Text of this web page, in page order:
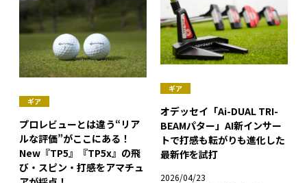
ギア
プロレビューとは違う“リア
ルな評価”がここにある！
New『TP5』『TP5x』の飛
び・スピン・打感をアマチュ
ギア
オデッセイ「Ai-DUAL TRI-
BEAMパター」AI新インサー
トで打感も転がりも進化した
最新作を試打
2026/04/23